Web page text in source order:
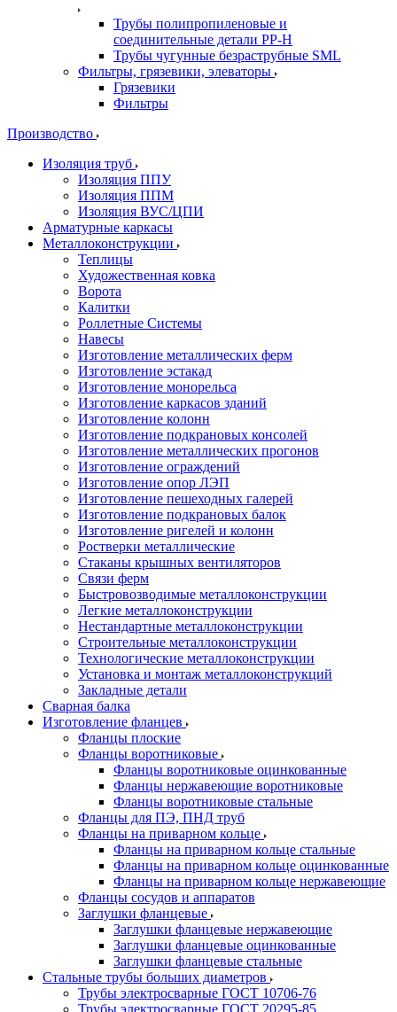
Трубы полипропиленовые и
соединительные детали PP-H
Трубы чугунные безраструбные SML
Фильтры, грязевики, элеваторы
Грязевики
Фильтры
Производство
Изоляция труб
Изоляция ППУ
Изоляция ППМ
Изоляция ВУС/ЦПИ
Арматурные каркасы
Металлоконструкции
Теплицы
Художественная ковка
Ворота
Калитки
Роллетные Системы
Навесы
Изготовление металлических ферм
Изготовление эстакад
Изготовление монорельса
Изготовление каркасов зданий
Изготовление колонн
Изготовление подкрановых консолей
Изготовление металлических прогонов
Изготовление ограждений
Изготовление опор ЛЭП
Изготовление пешеходных галерей
Изготовление подкрановых балок
Изготовление ригелей и колонн
Ростверки металлические
Стаканы крышных вентиляторов
Связи ферм
Быстровозводимые металлоконструкции
Легкие металлоконструкции
Нестандартные металлоконструкции
Строительные металлоконструкции
Технологические металлоконструкции
Установка и монтаж металлоконструкций
Закладные детали
Сварная балка
Изготовление фланцев
Фланцы плоские
Фланцы воротниковые
Фланцы воротниковые оцинкованные
Фланцы нержавеющие воротниковые
Фланцы воротниковые стальные
Фланцы для ПЭ, ПНД труб
Фланцы на приварном кольце
Фланцы на приварном кольце стальные
Фланцы на приварном кольце оцинкованные
Фланцы на приварном кольце нержавеющие
Фланцы сосудов и аппаратов
Заглушки фланцевые
Заглушки фланцевые нержавеющие
Заглушки фланцевые оцинкованные
Заглушки фланцевые стальные
Стальные трубы больших диаметров
Трубы электросварные ГОСТ 10706-76
Трубы электросварные ГОСТ 20295-85